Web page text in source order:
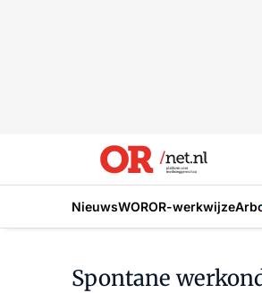
NieuwsWOROR-werkwijze
Spontane